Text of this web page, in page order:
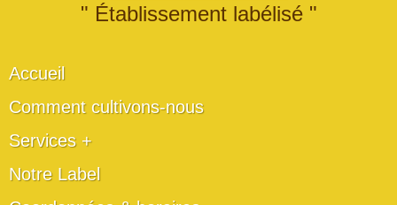
" Établissement labélisé "
Accueil
Comment cultivons-nous
Services +
Notre Label